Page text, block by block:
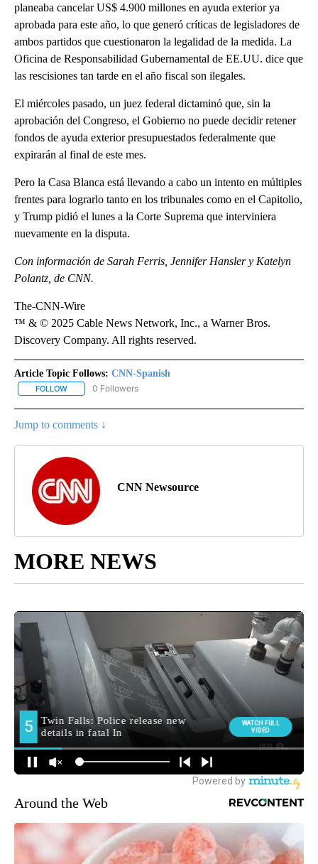
planeaba cancelar US$ 4.900 millones en ayuda exterior ya
aprobada para este año, lo que generó críticas de legisladores de
ambos partidos que cuestionaron la legalidad de la medida. La
Oficina de Responsabilidad Gubernamental de EE.UU. dice que
las rescisiones tan tarde en el año fiscal son ilegales.
El miércoles pasado, un juez federal dictaminó que, sin la
aprobación del Congreso, el Gobierno no puede decidir retener
fondos de ayuda exterior presupuestados federalmente que
expirarán al final de este mes.
Pero la Casa Blanca está llevando a cabo un intento en múltiples
frentes para lograrlo tanto en los tribunales como en el Capitolio,
y Trump pidió el lunes a la Corte Suprema que interviniera
nuevamente en la disputa.
Con información de Sarah Ferris, Jennifer Hansler y Katelyn
Polantz, de CNN.
The-CNN-Wire
™ & © 2025 Cable News Network, Inc., a Warner Bros.
Discovery Company. All rights reserved.
Article Topic Follows: CNN-Spanish
FOLLOW FOLLOW "CNN-SPANISH" TO RECEIVE NOTIFICATIONS ABOUT
0 Followers
Jump to comments ↓
CNN Newsource
MORE NEWS
Around the Web